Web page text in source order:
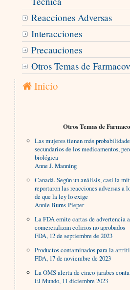
Reacciones Adversas
Interacciones
Precauciones
Otros Temas de
Inicio
Otros Temas de
Las mujeres tienen más
secundarios de los medicamentos,
biológica
Anne J. Manning
Canadá. Según un análisis, casi la
reportaron las reacciones adversas a
de que la ley lo exige
Annie Burns-Pieper
La FDA emite cartas de advertencia
comercializan colirios no aprobados
FDA, 12 de septiembre de 2023
Productos contaminados para la
FDA, 17 de noviembre de 2023
La OMS alerta de cinco jarabes
El Mundo, 11 diciembre 2023